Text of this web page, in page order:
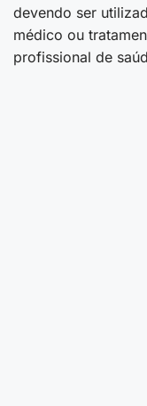
devendo ser
médico ou
profissional de